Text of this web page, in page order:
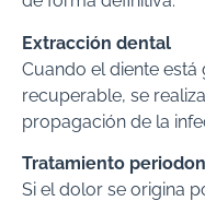
Extracción dental
Cuando el diente
recuperable, se
propagación de la
Tratamiento
Si el dolor se origina